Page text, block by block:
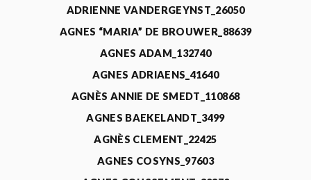
ADRIENNE VANDERGEYNST_26050
AGNES “MARIA” DE BROUWER_88639
AGNES ADAM_132740
AGNES ADRIAENS_41640
AGNÈS ANNIE DE SMEDT_110868
AGNES BAEKELANDT_3499
AGNÈS CLEMENT_22425
AGNES COSYNS_97603